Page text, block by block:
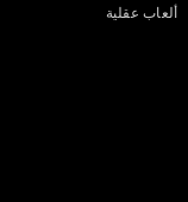
ألعاب عقلية